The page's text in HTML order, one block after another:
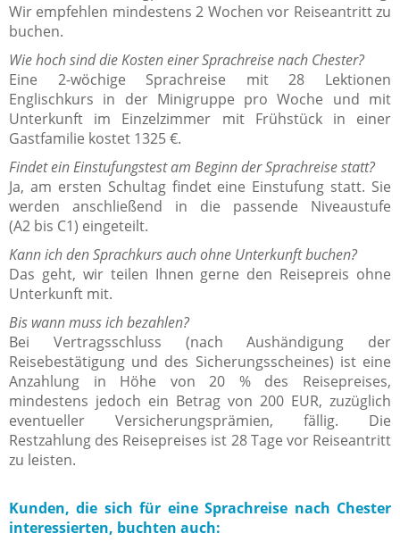
Wir empfehlen mindestens 2 Wochen vor Reiseantritt zu
buchen.
Wie hoch sind die Kosten einer Sprachreise nach Chester?
Eine 2-wöchige Sprachreise mit 28 Lektionen
Englischkurs in der Minigruppe pro Woche und mit
Unterkunft im Einzelzimmer mit Frühstück in einer
Gastfamilie kostet 1325 €.
Findet ein Einstufungstest am Beginn der Sprachreise statt?
Ja, am ersten Schultag findet eine Einstufung statt. Sie
werden anschließend in die passende Niveaustufe
(A2 bis C1) eingeteilt.
Kann ich den Sprachkurs auch ohne Unterkunft buchen?
Das geht, wir teilen Ihnen gerne den Reisepreis ohne
Unterkunft mit.
Bis wann muss ich bezahlen?
Bei Vertragsschluss (nach Aushändigung der
Reisebestätigung und des Sicherungsscheines) ist eine
Anzahlung in Höhe von 20 % des Reisepreises,
mindestens jedoch ein Betrag von 200 EUR, zuzüglich
eventueller Versicherungsprämien, fällig. Die
Restzahlung des Reisepreises ist 28 Tage vor Reiseantritt
zu leisten.
Kunden, die sich für eine Sprachreise nach Chester
interessierten, buchten auch: